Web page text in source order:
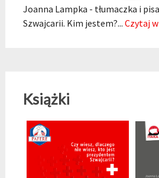
Joanna Lampka - tłumaczka i
Szwajcarii. Kim jestem?... Czytaj
Książki